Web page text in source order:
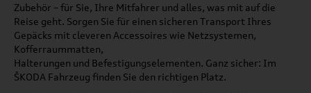
Zubehör – für Sie, Ihre Mitfahrer und alles, was mit auf die
Reise geht. Sorgen Sie für einen sicheren Transport Ihres
Gepäcks mit cleveren Accessoires wie Netzsystemen,
Kofferraummatten,
Halterungen und Befestigungselementen. Ganz sicher: Im
ŠKODA Fahrzeug finden Sie den richtigen Platz.